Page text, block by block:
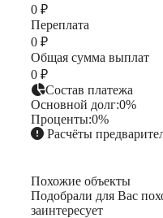
0 ₽
Переплата
0 ₽
Общая сумма выплат
0 ₽
Состав платежа
Основной долг:0%
Проценты:0%
Расчёты
Похожие объекты
Подобрали для Вас
заинтересует